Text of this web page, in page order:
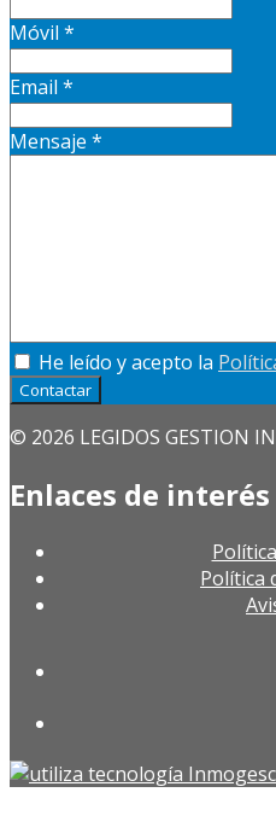
Móvil *
Email *
Mensaje *
He leído y acepto la
Contactar
© 2026 LEGIDOS GESTION
Enlaces de interés
Política